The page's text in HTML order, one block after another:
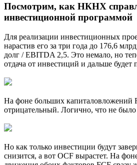
Посмотрим, как НКНХ
инвестиционной программой
Для реализации инвестиционных
нарастив его за три года до 176,6
долг / EBITDA 2,5. Это немало, но
отдача от инвестиций и дальше будет
На фоне больших капиталовложений
отрицательный. Логично, что не
Но как только инвестиции будут
снизится, а вот OCF вырастет. На